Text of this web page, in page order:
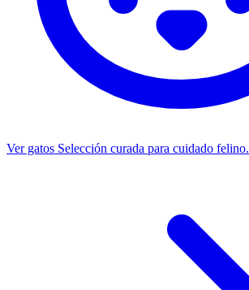
Ver gatos Selección curada para cuidado felino.